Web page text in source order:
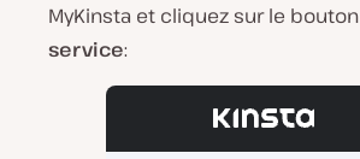
MyKinsta et cliquez sur le bouton
service: